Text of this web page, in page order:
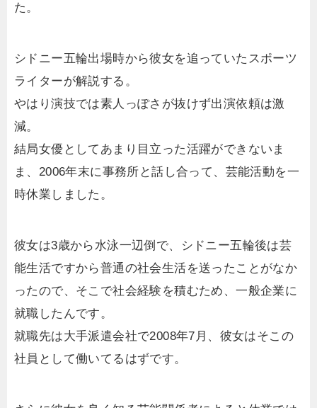
た。
シドニー五輪出場時から彼女を追っていたスポーツ
ライターが解説する。
やはり演技では素人っぽさが抜けず出演依頼は激
減。
結局女優としてあまり目立った活躍ができないま
ま、2006年末に事務所と話し合って、芸能活動を一
時休業しました。
彼女は3歳から水泳一辺倒で、シドニー五輪後は芸
能生活ですから普通の社会生活を送ったことがなか
ったので、そこで社会経験を積むため、一般企業に
就職したんです。
就職先は大手派遣会社で2008年7月、彼女はそこの
社員として働いてるはずです。